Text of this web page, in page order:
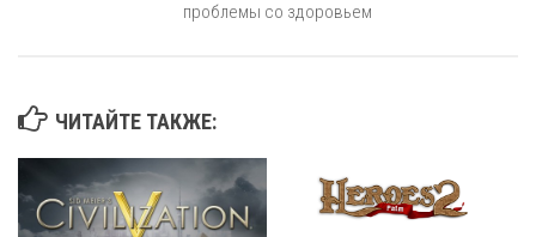
проблемы со здоровьем
ЧИТАЙТЕ ТАКЖЕ: